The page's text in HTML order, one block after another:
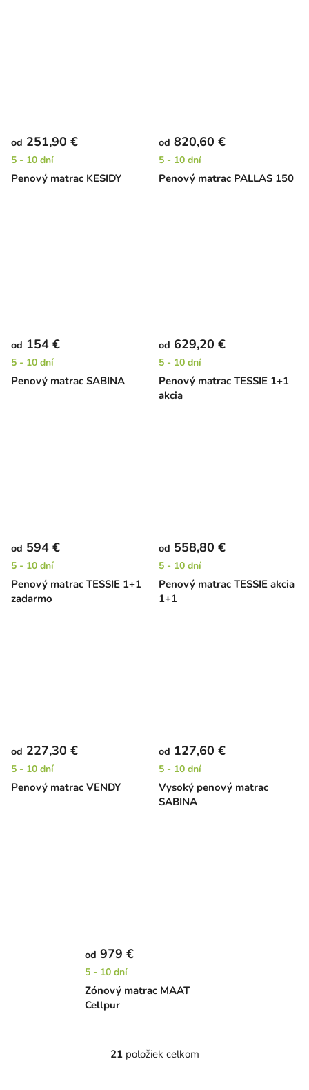
Penový matrac KESIDY
od 251,90 €
5 - 10 dní
Penový matrac PALLAS 150
od 820,60 €
5 - 10 dní
Penový matrac SABINA
od 154 €
5 - 10 dní
Penový matrac TESSIE 1+1
akcia
od 629,20 €
5 - 10 dní
Penový matrac TESSIE 1+1
zadarmo
od 594 €
5 - 10 dní
Penový matrac TESSIE akcia
1+1
od 558,80 €
5 - 10 dní
Penový matrac VENDY
od 227,30 €
5 - 10 dní
Vysoký penový matrac
SABINA
od 127,60 €
5 - 10 dní
Zónový matrac MAAT
Cellpur
od 979 €
5 - 10 dní
O
21položiek celkom